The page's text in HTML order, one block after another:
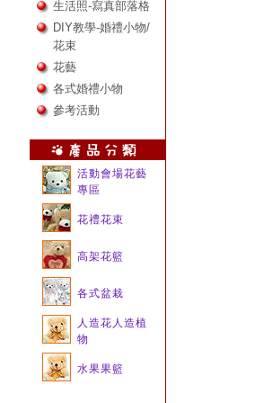
生活照-寫真部落格
DIY教學-婚禮小物/
花束
花藝
各式婚禮小物
參考活動
活動會場花藝
專區
花禮花束
高架花籃
各式盆栽
人造花人造植
物
水果果籃